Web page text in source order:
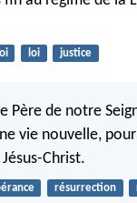
loi justice
Père de notre
vie nouvelle,
Christ.
résurrection